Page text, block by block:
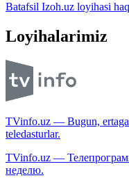
Batafsil Izoh.uz loyihasi
Loyihalarimiz
TVinfo.uz — Bugun,
teledasturlar.
TVinfo.uz —
неделю.